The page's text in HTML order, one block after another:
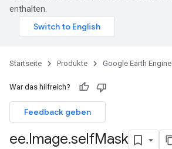
enthalten.
Startseite Produkte Google Earth Engine
War das hilfreich?
Feedback geben
ee.Image.selfMask